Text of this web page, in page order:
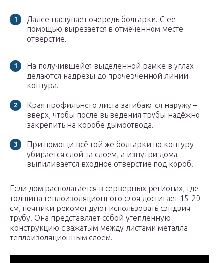
Далее наступает очередь болгарки. С её
помощью вырезается в отмеченном месте
отверстие.
На получившейся выделенной рамке в углах
делаются надрезы до прочерченной линии
контура.
Края профильного листа загибаются наружу –
вверх, чтобы после выведения трубы надёжно
закрепить на коробе дымоотвода.
При помощи всё той же болгарки по контуру
убирается слой за слоем, а изнутри дома
выпиливается входное отверстие под короб.
Если дом располагается в серверных регионах, где
толщина теплоизоляционного слоя достигает 15-20
см, печники рекомендуют использовать сэндвич-
трубу. Она представляет собой утеплённую
конструкцию с зажатым между листами металла
теплоизоляционным слоем.